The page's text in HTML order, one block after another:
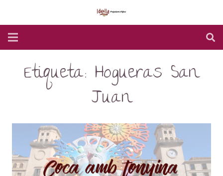
Etiqueta:Hogueras San
Juan